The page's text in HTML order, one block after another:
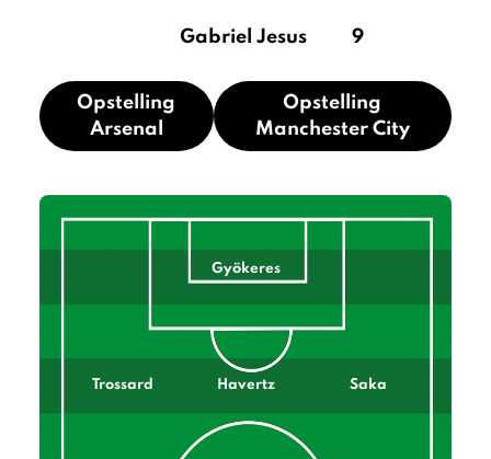
Gabriel Jesus 9
Opstelling
Arsenal
Opstelling
Manchester City
Gyökeres
Trossard Havertz Saka